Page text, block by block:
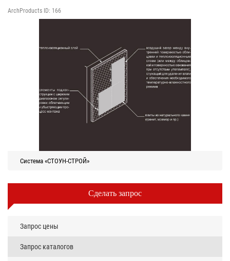
ArchProducts ID: 166
Система «СТОУН-СТРОЙ»
Сделать запрос
Запрос цены
Запрос каталогов